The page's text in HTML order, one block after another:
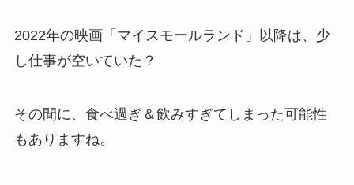
2022年の映画「マイスモールランド」以降は、少
し仕事が空いていた？
その間に、食べ過ぎ＆飲みすぎてしまった可能性
もありますね。